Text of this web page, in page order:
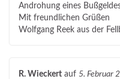
Androhung eines
Mit freundlichen Grüßen
Wolfgang Reek aus der
R. Wieckert auf 5. Februar